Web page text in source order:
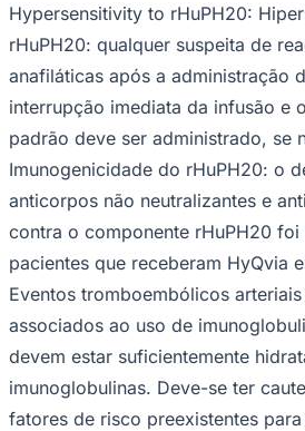
Cruzeiro
Hypersensitivity to rHuPH20:
rHuPH20: qualquer suspeita de
anafiláticas após a administração
interrupção imediata da infusão e
padrão deve ser administrado, se
Imunogenicidade do rHuPH20: o
anticorpos não neutralizantes e
contra o componente rHuPH20 foi
pacientes que receberam HyQvia
Eventos tromboembólicos
associados ao uso de
devem estar suficientemente
imunoglobulinas. Deve-se ter
fatores de risco preexistentes